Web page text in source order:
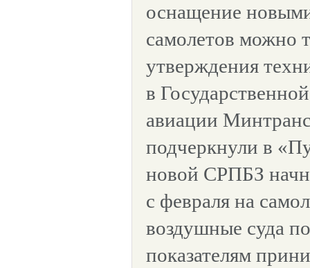
оснащение
самолетов можно
утверждения
в
авиации
подчеркнули в
новой СРПБЗ
с февраля на
воздушные суда
показателям